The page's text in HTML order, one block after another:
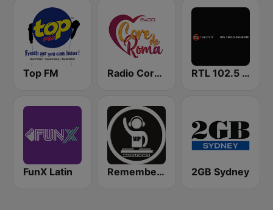
Top FM Radio Core de Roma RTL 102.5 Caliente
FunX Latin Remember Vip Dance 2GB Sydney